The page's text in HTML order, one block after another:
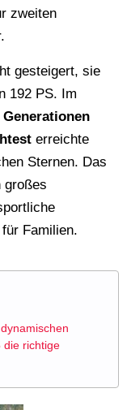
zweiten
gesteigert, sie
192 PS. Im
Generationen
erreichte
Sternen. Das
großes
Familien.
die richtige